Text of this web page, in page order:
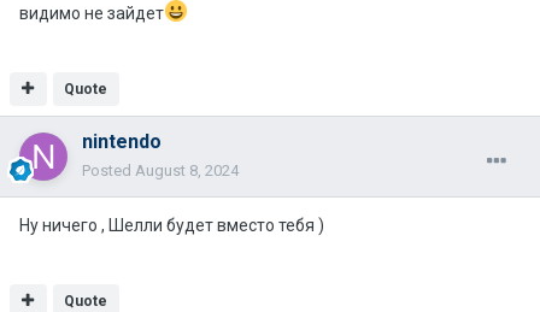
видимо не зайдет
Quote
nintendo
Posted August 8, 2024
Ну ничего , Шелли будет вместо тебя )
Quote